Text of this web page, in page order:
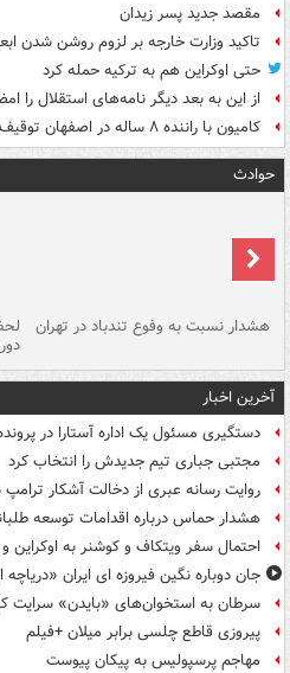
مقصد جدید پسر زیدان
تاکید وزارت خارجه بر لزوم روشن شدن
حتی اوکراین هم به ترکیه حمله کرد
از این به بعد دیگر نامه‌های استقلال را
کامیون با راننده ۸ ساله در اصفهان توقیف شد
حوادث
هشدار نسبت به وفوع تندباد در تهران
آخرین اخبار
دستگیری مسئول یک اداره آستارا در
مجتبی جباری تیم جدیدش را انتخاب کرد
روایت رسانه عبری از دخالت آشکار ترامپ
هشدار حماس درباره اقدامات توسعه
احتمال سفر ویتکاف و کوشنر به اوکراین
جان دوباره نگین فیروزه ای ایران «دریاچه
سرطان به استخوان‌های «بایدن» سرایت
پیروزی قاطع چلسی برابر میلان +فیلم
مهاجم پرسپولیس به پیکان پیوست